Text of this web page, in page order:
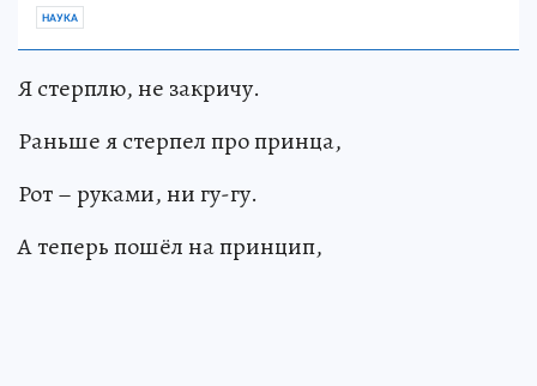
НАУКА
Я стерплю, не закричу.
Раньше я стерпел про принца,
Рот – руками, ни гу-гу.
А теперь пошёл на принцип,